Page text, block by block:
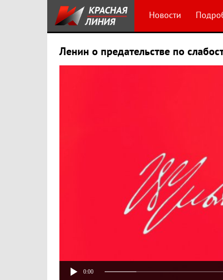
Новости
Ленин о предательстве по
0:00